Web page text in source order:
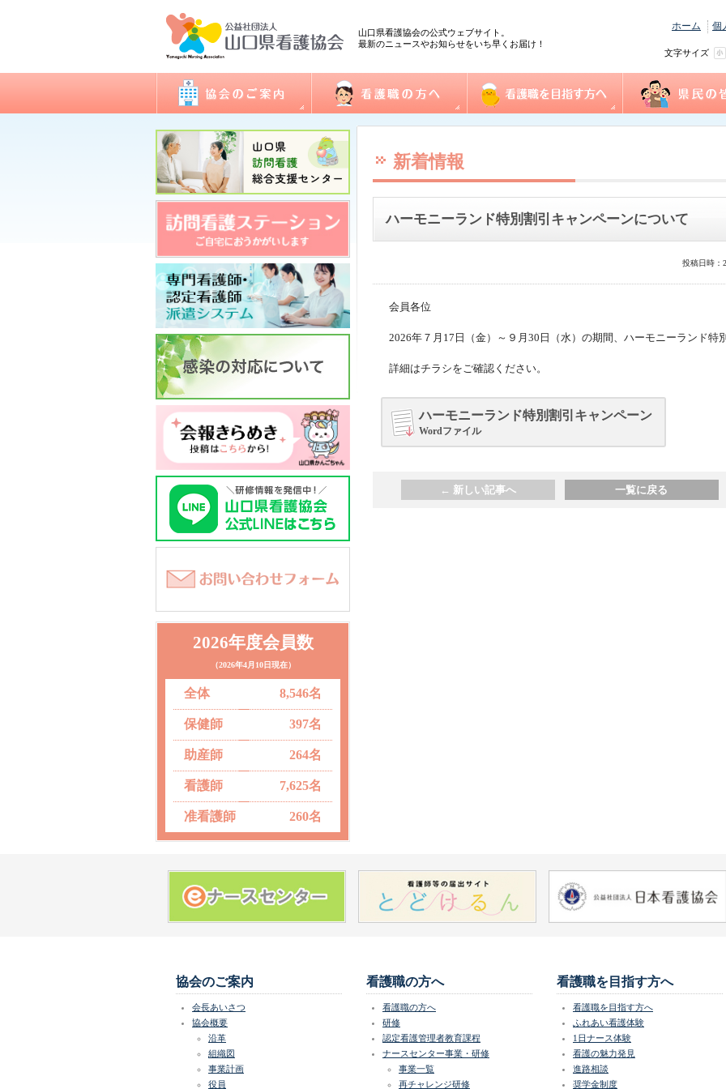
山口県看護協会の公式ウェブサイト。
最新のニュースやお知らせをいち早くお届け！
ホーム 個
文字サイズ
会長あいさつ
協会概要
委員会活動
地区支部活動
会報誌「きらめき」
入会のご案内
アクセス
開館日・閉館日
関連団体 看護職の方へ
研修
看護実践情報
認定看護管理者教育課程
ナースセンター事業・研修
図書室
各種様式ダウンロード
2026年度会員数
（2026年4月10日現在）
全体 8,546名
保健師 397名
助産師 264名
看護師 7,625名
准看護師 260名
新着情報
ハーモニーランド特別割引キャンペーンについて
投稿日時：
会員各位
2026年７月17日（金）～９月30日（水）の期間、ハーモニーランド特
詳細はチラシをご確認ください。
ハーモニーランド特別割引キャンペーン
Wordファイル
← 新しい記事へ 一覧に戻る
協会のご案内
会長あいさつ
協会概要
沿革
組織図
事業計画
役員
看護職の方へ
看護職の方へ
研修
認定看護管理者教育課程
ナースセンター事業・研修
事業一覧
再チャレンジ研修
看護職を目指す方へ
看護職を目指す方へ
ふれあい看護体験
1日ナース体験
看護の魅力発見
進路相談
奨学金制度